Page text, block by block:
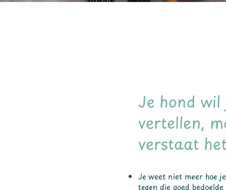
Je hond
vertellen,
verstaat
Je weet niet meer hoe
tegen die goed